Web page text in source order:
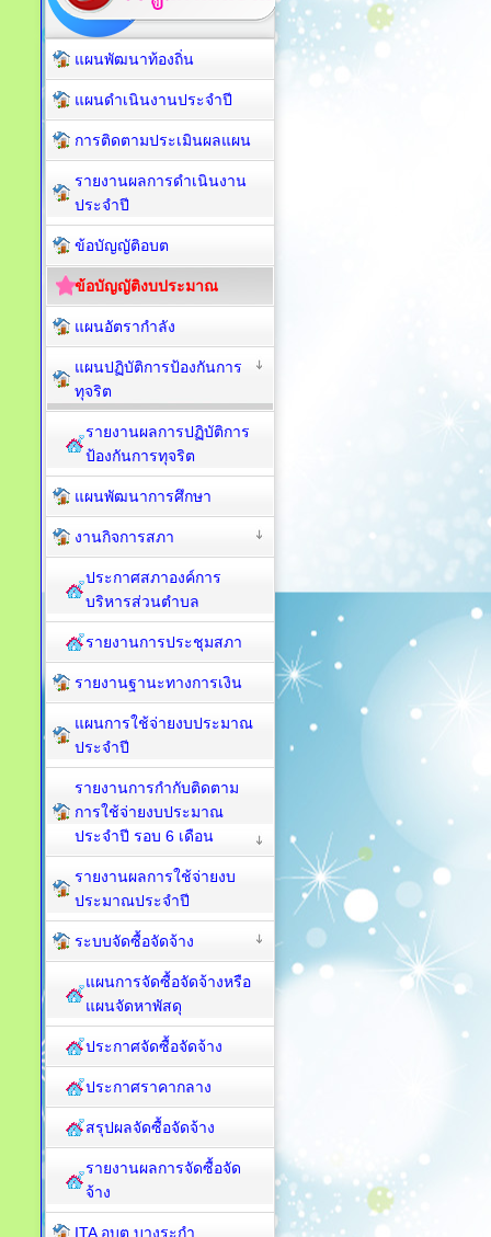
แผนพัฒนาท้องถิ่น
แผนดำเนินงานประจำปี
การติดตามประเมินผลแผน
รายงานผลการดำเนินงาน
ประจำปี
ข้อบัญญัติอบต
ข้อบัญญัติงบประมาณ
แผนอัตรากำลัง
แผนปฏิบัติการป้องกันการ
ทุจริต
รายงานผลการปฏิบัติการ
ป้องกันการทุจริต
แผนพัฒนาการศึกษา
งานกิจการสภา
ประกาศสภาองค์การ
บริหารส่วนตำบล
รายงานการประชุมสภา
รายงานฐานะทางการเงิน
แผนการใช้จ่ายงบประมาณ
ประจำปี
รายงานการกำกับติดตาม
การใช้จ่ายงบประมาณ
ประจำปี รอบ 6 เดือน
รายงานผลการใช้จ่ายงบ
ประมาณประจำปี
ระบบจัดซื้อจัดจ้าง
แผนการจัดซื้อจัดจ้างหรือ
แผนจัดหาพัสดุ
ประกาศจัดซื้อจัดจ้าง
ประกาศราคากลาง
สรุปผลจัดซื้อจัดจ้าง
รายงานผลการจัดซื้อจัด
จ้าง
ITA อบต.บางระกำ